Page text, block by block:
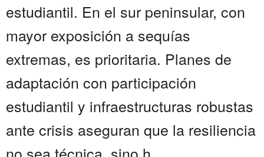
estudiantil. En el sur peninsular, con
mayor exposición a sequías
extremas, es prioritaria. Planes de
adaptación con participación
estudiantil y infraestructuras robustas
ante crisis aseguran que la resiliencia